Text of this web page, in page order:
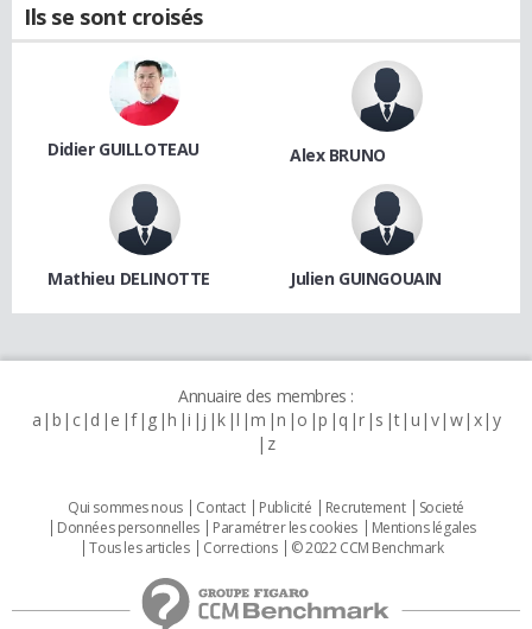
Ils se sont croisés
Didier GUILLOTEAU Alex BRUNO
Mathieu DELINOTTE Julien GUINGOUAIN
Annuaire des membres :
a b c d e f g h i j k l m n o p q r s t u v w x y
z
Qui sommes nous Contact Publicité Recrutement
Societé
Données personnelles
Paramétrer les cookies
Mentions légales
Tous les articles
Corrections © 2022 CCM Benchmark